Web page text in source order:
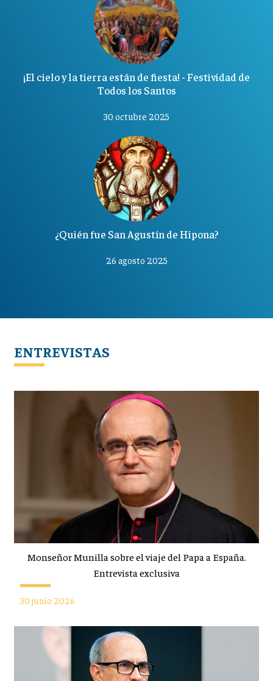
¡El cielo y la tierra están de fiesta! - Festividad de
Todos los Santos
30 octubre 2025
¿Quién fue San Agustín de Hipona?
26 agosto 2025
ENTREVISTAS
Monseñor Munilla sobre el viaje del Papa a España.
Entrevista exclusiva
30 junio 2026